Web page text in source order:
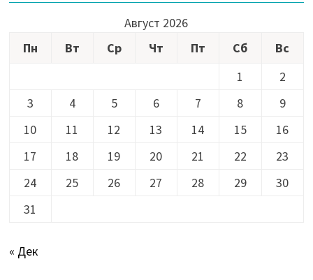
Август 2026
Пн
Вт Ср Чт Пт Сб
Вс
1
2
3
4 5 6 7 8
9
10
11 12 13 14 15
16
17
18 19 20 21 22
23
24
25 26 27 28 29
30
31
« Дек